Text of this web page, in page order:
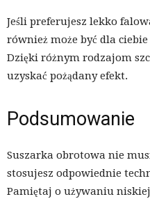
Jeśli preferujesz lekko
również może być dla
Dzięki różnym rodzajom
uzyskać pożądany efekt.
Podsumowanie
Suszarka obrotowa nie
stosujesz odpowiednie
Pamiętaj o używaniu